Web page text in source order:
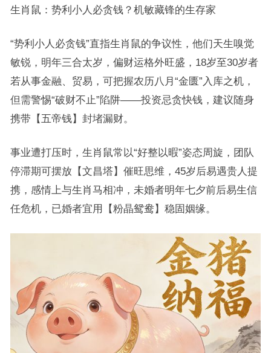
生肖鼠：势利小人必贪钱？机敏藏锋的生存家
“势利小人必贪钱”直指生肖鼠的争议性，他们天生嗅觉
敏锐，明年三合太岁，偏财运格外旺盛，18岁至30岁者
若从事金融、贸易，可把握农历八月“金匮”入库之机，
但需警惕“破财不止”陷阱——投资忌贪快钱，建议随身
携带【五帝钱】封堵漏财。
事业遭打压时，生肖鼠常以“好整以暇”姿态周旋，团队
停滞期可摆放【文昌塔】催旺思维，45岁后易遇贵人提
携，感情上与生肖马相冲，未婚者明年七夕前后易生信
任危机，已婚者宜用【粉晶鸳鸯】稳固姻缘。